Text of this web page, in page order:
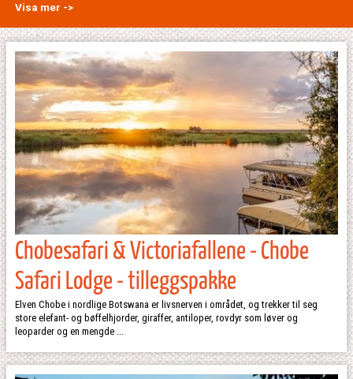
Visa mer ->
Chobesafari & Victoriafallene - Chobe
Safari Lodge - tilleggspakke
Elven Chobe i nordlige Botswana er livsnerven i området, og trekker til seg
store elefant- og bøffelhjorder, giraffer, antiloper, rovdyr som løver og
leoparder og en mengde ...